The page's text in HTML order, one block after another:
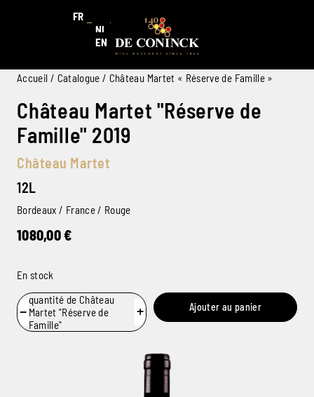
FR
NL
EN
Accueil / Catalogue / Château Martet « Réserve de Famille »
Château Martet "Réserve de
Famille" 2019
Château Martet
12L
Bordeaux / France / Rouge
1080,00€
En stock
−
quantité de Château
Martet "Réserve de
Famille"
+ Ajouter au panier